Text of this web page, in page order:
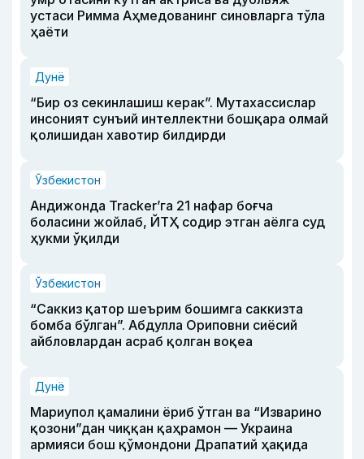
устаси Римма Аҳмедованинг синовларга тўла
ҳаёти
Дунё
“Бир оз секинлашиш керак”. Мутахассислар
инсоният сунъий интеллектни бошқара олмай
қолишидан хавотир билдирди
Ўзбекистон
Андижонда Tracker’га 21 нафар боғча
боласини жойлаб, ЙТҲ содир этган аёлга суд
ҳукми ўқилди
Ўзбекистон
“Саккиз қатор шеърим бошимга саккизта
бомба бўлган”. Абдулла Ориповни сиёсий
айбловлардан асраб қолган воқеа
Дунё
Мариупол қамалини ёриб ўтган ва “Изварино
қозони”дан чиққан қаҳрамон — Украина
армияси бош қўмондони Драпатий ҳақида